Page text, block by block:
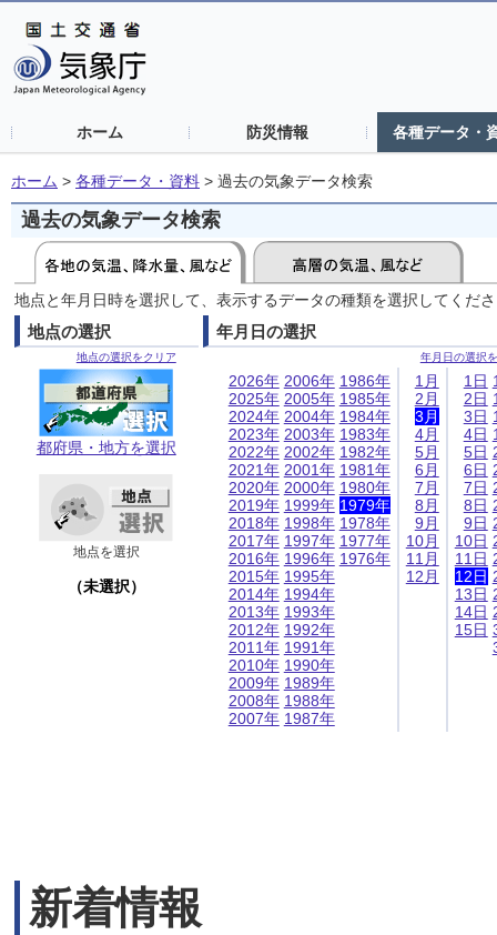
ホーム 防災情報 各種データ・
ホーム > 各種データ・資料 > 過去の気象データ検索
過去の気象データ検索
地点と年月日時を選択して、表示するデータの種類を選択してくだ
地点の選択
地点の選択をクリア
都府県・地方を選択
地点を選択
（未選択）
年月日の選択
年月日の選択
2026年
2025年
2024年
2023年
2022年
2021年
2020年
2019年
2018年
2017年
2016年
2015年
2014年
2013年
2012年
2011年
2010年
2009年
2008年
2007年
2006年
2005年
2004年
2003年
2002年
2001年
2000年
1999年
1998年
1997年
1996年
1995年
1994年
1993年
1992年
1991年
1990年
1989年
1988年
1987年
1986年
1985年
1984年
1983年
1982年
1981年
1980年
1979年
1978年
1977年
1976年
1月
2月
3月
4月
5月
6月
7月
8月
9月
10月
11月
12月
1日
2日
3日
4日
5日
6日
7日
8日
9日
10日
11日
12日
13日
14日
15日
新着情報